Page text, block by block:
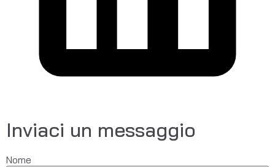
Inviaci un messaggio
Nome